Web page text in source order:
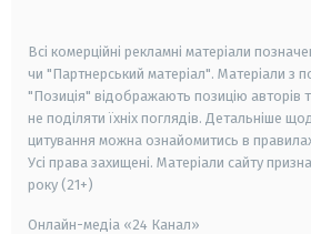
Всі комерційні рекламні матеріали
чи "Партнерський матеріал". Матеріали з
"Позиція" відображають позицію авторів
не поділяти їхніх поглядів. Детальніше
цитування можна ознайомитись в
Усі права захищені. Матеріали сайту
року (21+)
Онлайн-медіа «24 Канал»